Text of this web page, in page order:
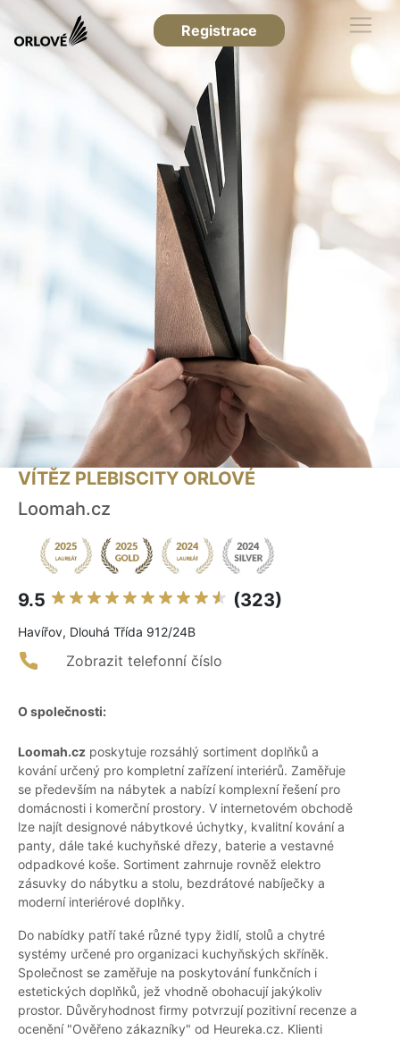
Registrace
VÍTĚZ PLEBISCITY ORLOVÉ
Loomah.cz
9.5 (323)
Havířov, Dlouhá Třída 912/24B
Zobrazit telefonní číslo
O společnosti:
Loomah.cz poskytuje rozsáhlý sortiment doplňků a
kování určený pro kompletní zařízení interiérů. Zaměřuje
se především na nábytek a nabízí komplexní řešení pro
domácnosti i komerční prostory. V internetovém obchodě
lze najít designové nábytkové úchytky, kvalitní kování a
panty, dále také kuchyňské dřezy, baterie a vestavné
odpadkové koše. Sortiment zahrnuje rovněž elektro
zásuvky do nábytku a stolu, bezdrátové nabíječky a
moderní interiérové doplňky.
Do nabídky patří také různé typy židlí, stolů a chytré
systémy určené pro organizaci kuchyňských skříněk.
Společnost se zaměřuje na poskytování funkčních i
estetických doplňků, jež vhodně obohacují jakýkoliv
prostor. Důvěryhodnost firmy potvrzují pozitivní recenze a
ocenění "Ověřeno zákazníky" od Heureka.cz. Klienti